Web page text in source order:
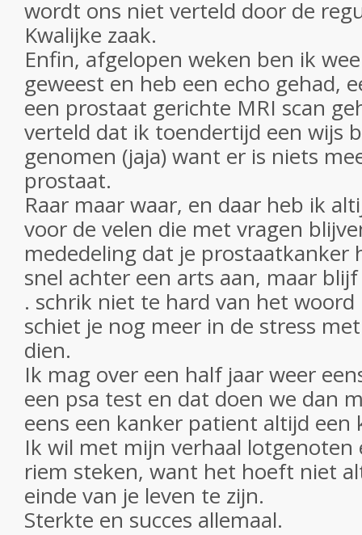
wordt ons niet verteld door de
Kwalijke zaak.
Enfin, afgelopen weken ben ik
geweest en heb een echo gehad,
een prostaat gerichte MRI scan
verteld dat ik toendertijd een wijs
genomen (jaja) want er is niets
prostaat.
Raar maar waar, en daar heb ik
voor de velen die met vragen
mededeling dat je prostaatkanker
snel achter een arts aan, maar
. schrik niet te hard van het
schiet je nog meer in de stress
dien.
Ik mag over een half jaar weer
een psa test en dat doen we dan
eens een kanker patient altijd
Ik wil met mijn verhaal lotgenoten
riem steken, want het hoeft niet
einde van je leven te zijn.
Sterkte en succes allemaal.